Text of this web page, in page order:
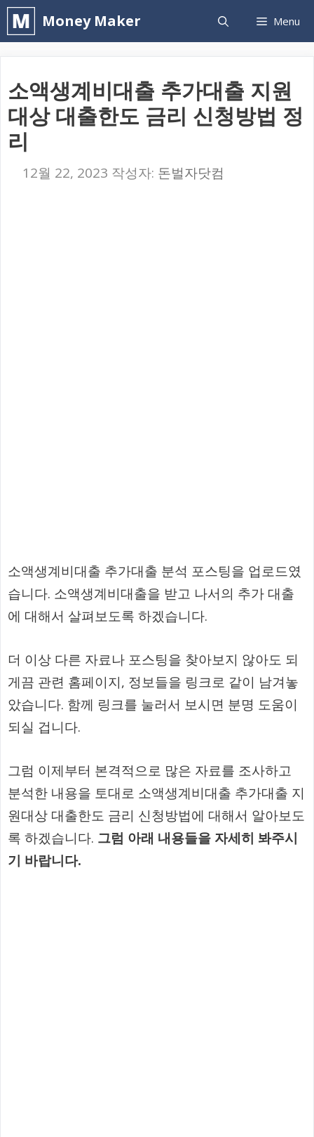
컨
텐
건
너
뛰
Money Maker Menu
소액생계비대출 추가대출 지원
대상 대출한도 금리 신청방법 정
리
12월 22, 2023 작성자: 돈벌자닷컴
소액생계비대출 추가대출 분석 포스팅을 업로드였
습니다. 소액생계비대출을 받고 나서의 추가 대출
에 대해서 살펴보도록 하겠습니다.
더 이상 다른 자료나 포스팅을 찾아보지 않아도 되
게끔 관련 홈페이지, 정보들을 링크로 같이 남겨놓
았습니다. 함께 링크를 눌러서 보시면 분명 도움이
되실 겁니다.
그럼 이제부터 본격적으로 많은 자료를 조사하고
분석한 내용을 토대로 소액생계비대출 추가대출 지
원대상 대출한도 금리 신청방법에 대해서 알아보도
록 하겠습니다. 그럼 아래 내용들을 자세히 봐주시
기 바랍니다.